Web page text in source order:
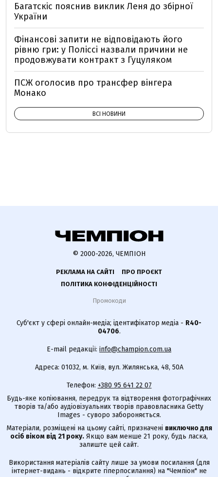
Багатскіс пояснив виклик Леня до збірної
України
Фінансові запити не відповідають його
рівню гри: у Поліссі назвали причини не
продовжувати контракт з Гуцуляком
ПСЖ оголосив про трансфер вінгера
Монако
ВСІ НОВИНИ
© 2000-2026, ЧЕМПІОН
РЕКЛАМА НА САЙТІ
ПРО ПРОЄКТ
ПОЛІТИКА КОНФІДЕНЦІЙНОСТІ
Промокоди
Суб'єкт у сфері онлайн-медіа; ідентифікатор медіа - R40-
04706.
E-mail редакції: info@champion.com.ua
Адреса: 01032, м. Київ, вул. Жилянська, 48, 50А
Телефон: +380 95 641 22 07
Будь-яке копіювання, передрук та відтворення фотографічних
творів та/або аудіовізуальних творів правовласника Getty
Images - суворо забороняється.
Матеріали, розміщені на цьому сайті, призначені виключно для
осіб віком від 21 року. Якщо вам менше 21 року, будь ласка,
залиште цей сайт.
Використання матеріалів сайту лише за умови посилання (для
інтернет-видань - відкрите гіперпосилання) на "Чемпіон" не